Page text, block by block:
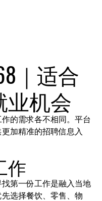
｜适合
业机会
的需求各不相同。平台
加精准的招聘信息入
作
第一份工作是融入当地
选择餐饮、零售、物